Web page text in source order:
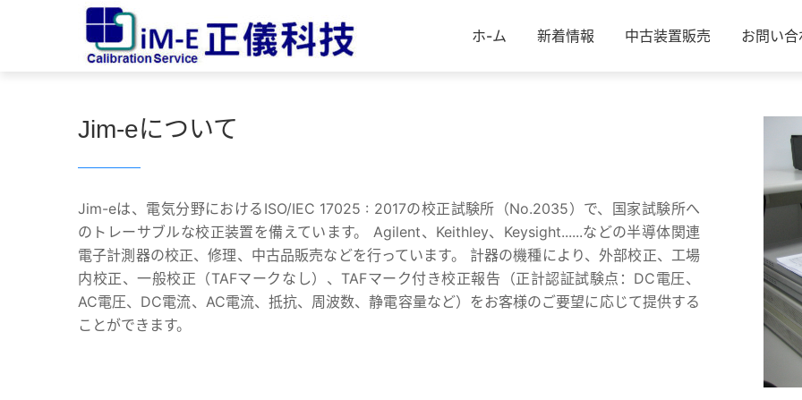
ホ-ム 新着情報 中古装置販売 お問い合
Jim-eについて
Jim-eは、電気分野におけるISO/IEC 17025 : 2017の校正試験所（No.2035）で、国家試験所へ
のトレーサブルな校正装置を備えています。 Agilent、Keithley、Keysight......などの半導体関連
電子計測器の校正、修理、中古品販売などを行っています。 計器の機種により、外部校正、工場
内校正、一般校正（TAFマークなし）、TAFマーク付き校正報告（正計認証試験点：DC電圧、
AC電圧、DC電流、AC電流、抵抗、周波数、静電容量など）をお客様のご要望に応じて提供する
ことができます。